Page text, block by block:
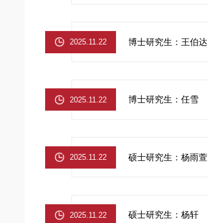
2025.11.22 博士研究生：王伯达
2025.11.22 博士研究生：任雪
2025.11.22 硕士研究生：杨雨萱
2025.11.22 硕士研究生：杨轩